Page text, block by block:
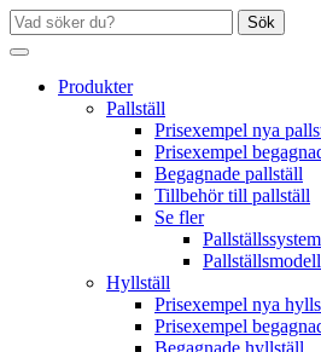
Sök
Produkter
Pallställ
Prisexempel nya
Prisexempel
Begagnade pallställ
Tillbehör till pallställ
Se fler
Pallställssystem
Hyllställ
Prisexempel nya
Prisexempel
Begagnade hyllställ